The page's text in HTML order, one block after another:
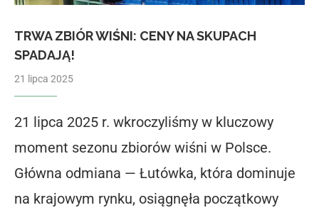
TRWA ZBIÓR WIŚNI: CENY NA SKUPACH
SPADAJĄ!
21 lipca 2025
21 lipca 2025 r. wkroczyliśmy w kluczowy
moment sezonu zbiorów wiśni w Polsce.
Główna odmiana — Łutówka, która dominuje
na krajowym rynku, osiągnęła początkowy